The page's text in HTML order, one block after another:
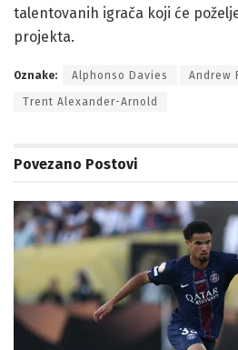
talentovanih igrača koji će
projekta.
Oznake: Alphonso Davies Andrew
Trent Alexander-Arnold
Povezano Postovi